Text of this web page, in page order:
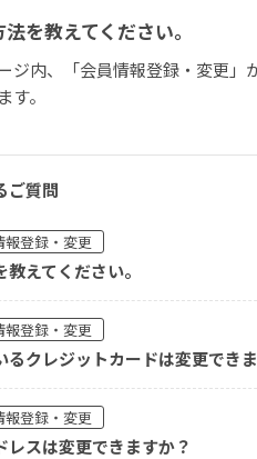
を教えてください。
ジ内、「会員情報登録・変更」
す。
ご質問
報登録・変更
えてください。
報登録・変更
るクレジットカードは変更でき
報登録・変更
レスは変更できますか？